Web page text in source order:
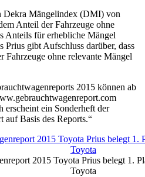
Dekra Mängelindex (DMI) von
Anteil der Fahrzeuge ohne
Anteils für erhebliche Mängel
Prius gibt Aufschluss darüber, dass
Fahrzeuge ohne relevante Mängel
2015 können ab
erscheint ein Sonderheft der
auf Basis des Reports.“
2015 Toyota Prius belegt 1.
Toyota